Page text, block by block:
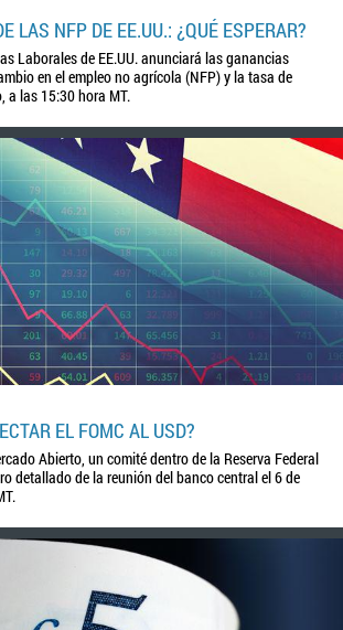
LAS NFP DE EE.UU.: ¿QUÉ ESPERAR?
Laborales de EE.UU. anunciará las ganancias
en el empleo no agrícola (NFP) y la tasa de
a las 15:30 hora MT.
EL FOMC AL USD?
Abierto, un comité dentro de la Reserva Federal
detallado de la reunión del banco central el 6 de